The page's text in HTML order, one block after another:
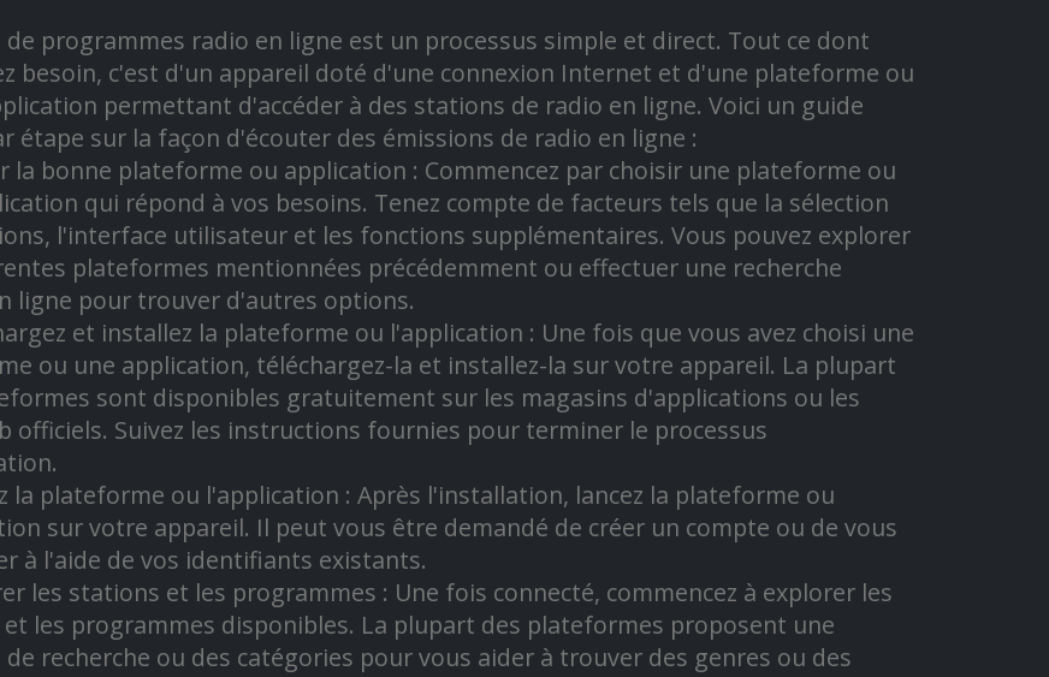
de programmes radio en ligne est un processus simple et direct. Tout ce dont
besoin, c'est d'un appareil doté d'une connexion Internet et d'une plateforme ou
permettant d'accéder à des stations de radio en ligne. Voici un guide
étape sur la façon d'écouter des émissions de radio en ligne :
la bonne plateforme ou application : Commencez par choisir une plateforme ou
qui répond à vos besoins. Tenez compte de facteurs tels que la sélection
l'interface utilisateur et les fonctions supplémentaires. Vous pouvez explorer
plateformes mentionnées précédemment ou effectuer une recherche
ligne pour trouver d'autres options.
et installez la plateforme ou l'application : Une fois que vous avez choisi une
ou une application, téléchargez-la et installez-la sur votre appareil. La plupart
sont disponibles gratuitement sur les magasins d'applications ou les
officiels. Suivez les instructions fournies pour terminer le processus
la plateforme ou l'application : Après l'installation, lancez la plateforme ou
sur votre appareil. Il peut vous être demandé de créer un compte ou de vous
à l'aide de vos identifiants existants.
les stations et les programmes : Une fois connecté, commencez à explorer les
les programmes disponibles. La plupart des plateformes proposent une
recherche ou des catégories pour vous aider à trouver des genres ou des